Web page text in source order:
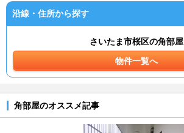
沿線・住所から探す
さいたま市桜区の角部屋
物件一覧へ
角部屋のオススメ記事